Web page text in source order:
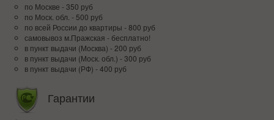
по Москве - 350 руб
по Моск. обл. - 500 руб
по всей Росcии до квартиры - 800 руб
самовывоз м.Пражская - бесплатно!
в пункт выдачи (Москва) - 200 руб
в пункт выдачи (Моск. обл.) - 300 руб
в пункт выдачи (РФ) - 400 руб
Гарантии